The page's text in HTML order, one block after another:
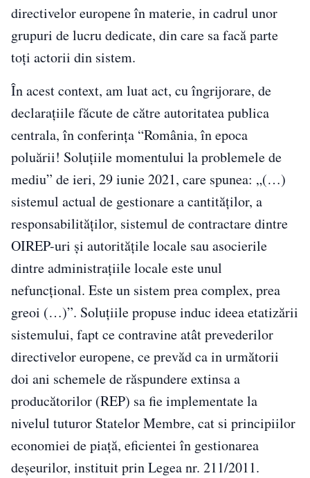
directivelor europene în materie, in cadrul unor
grupuri de lucru dedicate, din care sa facă parte
toți actorii din sistem.
În acest context, am luat act, cu îngrijorare, de
declarațiile făcute de către autoritatea publica
centrala, în conferința “România, în epoca
poluării! Soluțiile momentului la problemele de
mediu” de ieri, 29 iunie 2021, care spunea: „(…)
sistemul actual de gestionare a cantităților, a
responsabilităților, sistemul de contractare dintre
OIREP-uri și autoritățile locale sau asocierile
dintre administrațiile locale este unul
nefuncțional. Este un sistem prea complex, prea
greoi (…)”. Soluțiile propuse induc ideea etatizării
sistemului, fapt ce contravine atât prevederilor
directivelor europene, ce prevăd ca in următorii
doi ani schemele de răspundere extinsa a
producătorilor (REP) sa fie implementate la
nivelul tuturor Statelor Membre, cat si principiilor
economiei de piață, eficientei în gestionarea
deșeurilor, instituit prin Legea nr. 211/2011.